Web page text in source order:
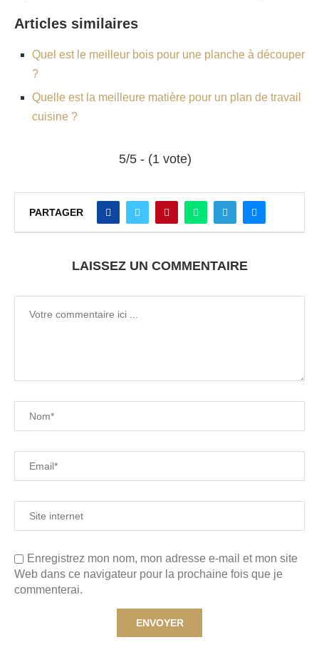
Articles similaires
Quel est le meilleur bois pour une planche à découper
?
Quelle est la meilleure matière pour un plan de travail
cuisine ?
5/5 - (1 vote)
PARTAGER
LAISSEZ UN COMMENTAIRE
Enregistrez mon nom, mon adresse e-mail et mon site
Web dans ce navigateur pour la prochaine fois que je
commenterai.